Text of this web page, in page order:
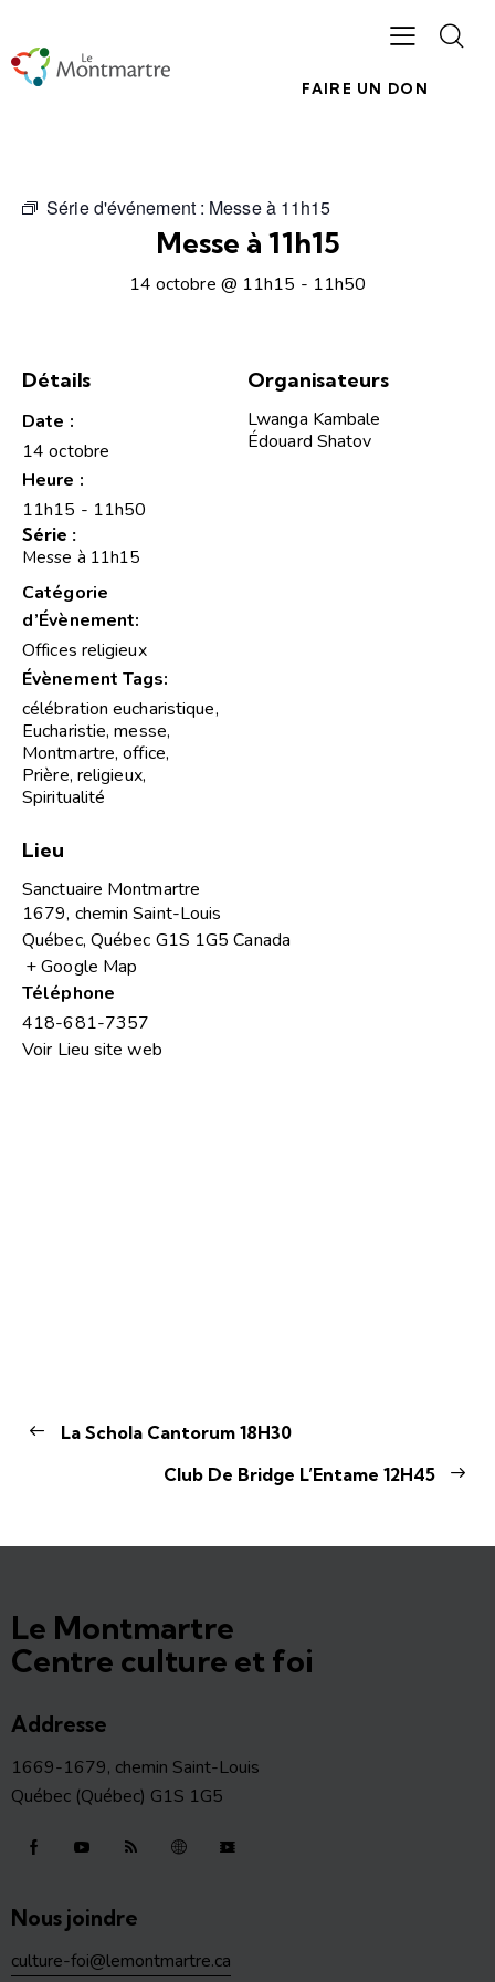
FAIRE UN DON
Série d'événement : Messe à 11h15
Messe à 11h15
14 octobre @ 11h15 - 11h50
Détails
Date :
14 octobre
Heure :
11h15 - 11h50
Série :
Messe à 11h15
Catégorie
d’Évènement:
Offices religieux
Évènement Tags:
célébration eucharistique,
Eucharistie,messe,
Montmartre,office,
Prière, religieux,
Spiritualité
Organisateurs
Lwanga Kambale
Édouard Shatov
Lieu
Sanctuaire Montmartre
1679, chemin Saint-Louis
Québec, Québec G1S 1G5 Canada
+ Google Map
Téléphone
418-681-7357
Voir Lieu site web
La Schola Cantorum 18H30
Club De Bridge L’Entame 12H45
Le Montmartre
Centre culture et foi
Addresse
1669-1679, chemin Saint-Louis
Québec (Québec) G1S 1G5
Nous joindre
culture-foi@lemontmartre.ca